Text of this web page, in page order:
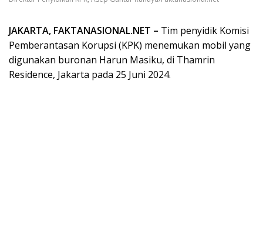
JAKARTA, FAKTANASIONAL.NET – Tim penyidik Komisi
Pemberantasan Korupsi (KPK) menemukan mobil yang
digunakan buronan Harun Masiku, di Thamrin
Residence, Jakarta pada 25 Juni 2024.